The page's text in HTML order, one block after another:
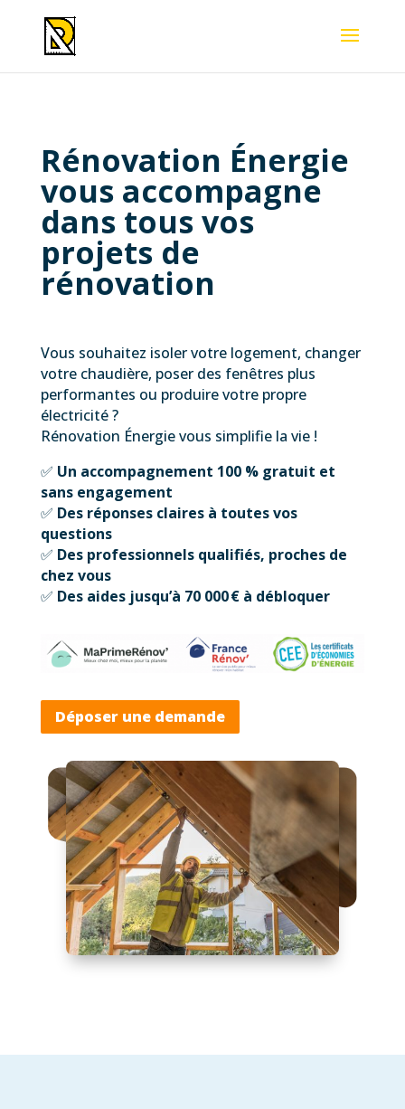
Rénovation Énergie
vous accompagne
dans tous vos
projets de
rénovation
Vous souhaitez isoler votre logement, changer
votre chaudière, poser des fenêtres plus
performantes ou produire votre propre
électricité ?
Rénovation Énergie vous simplifie la vie !
✅ Un accompagnement 100 % gratuit et
sans engagement
✅ Des réponses claires à toutes vos
questions
✅ Des professionnels qualifiés, proches de
chez vous
✅ Des aides jusqu’à 70 000 € à débloquer
Déposer une demande